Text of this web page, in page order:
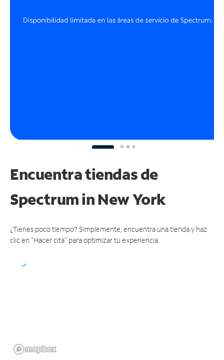
Encuentra tiendas de
Spectrumin New York
¿Tienes poco tiempo? Simplemente, encuentra una tienda y haz
clic en "Hacer cita" para optimizar tu experiencia.